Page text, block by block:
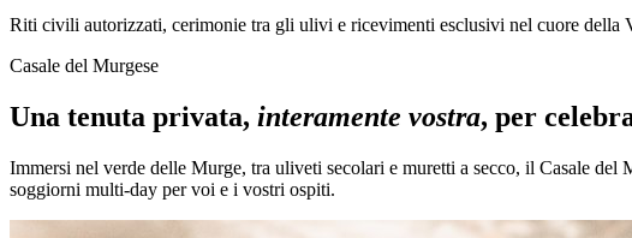
Riti civili autorizzati, cerimonie tra gli ulivi e ricevimenti esclusivi nel cuore della
Casale del Murgese
Una tenuta privata, interamente vostra, per
Immersi nel verde delle Murge, tra uliveti secolari e muretti a secco, il Casale
soggiorni multi-day per voi e i vostri ospiti.